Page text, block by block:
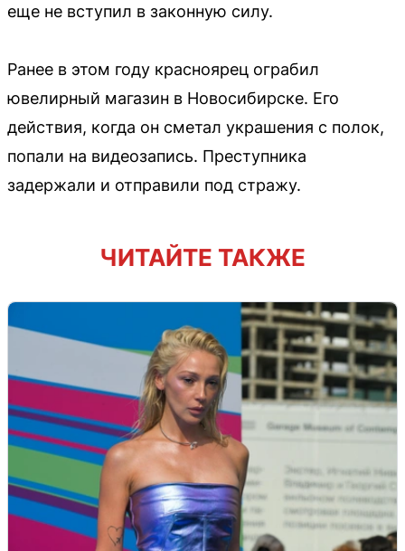
еще не вступил в законную силу.
Ранее в этом году красноярец ограбил
ювелирный магазин в Новосибирске. Его
действия, когда он сметал украшения с полок,
попали на видеозапись. Преступника
задержали и отправили под стражу.
ЧИТАЙТЕ ТАКЖЕ